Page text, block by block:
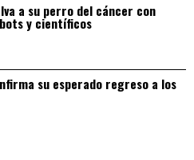
a su perro del cáncer con
y científicos
su esperado regreso a los